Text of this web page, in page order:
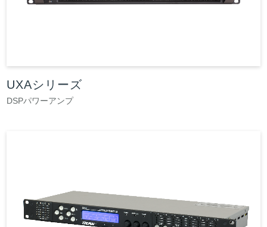
UXAシリーズ
DSPパワーアンプ